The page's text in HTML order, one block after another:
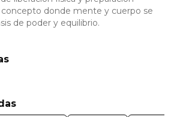
donde mente y cuerpo se
de poder y equilibrio.